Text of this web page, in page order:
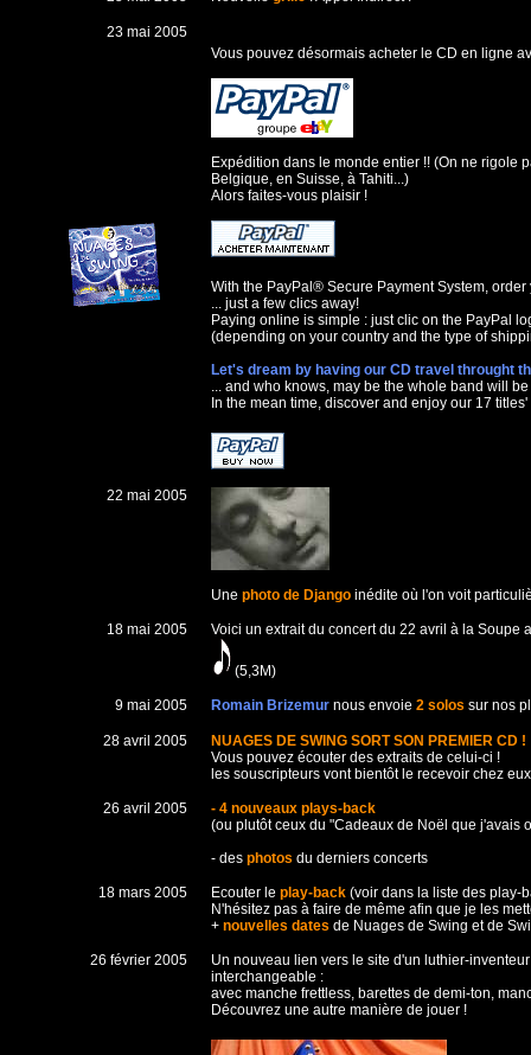
23 mai 2005
Vous pouvez désormais acheter le CD en ligne
Expédition dans le monde entier !! (On ne rigole
Belgique, en Suisse, à Tahiti...)
Alors faites-vous plaisir !
With the PayPal® Secure Payment System,
... just a few clics away!
Paying online is simple : just clic on the PayPal
(depending on your country and the type of
Let's dream by having our CD travel throught
... and who knows, may be the whole band will
In the mean time, discover and enjoy our 17
22 mai 2005
Une photo de Django inédite où l'on voit
18 mai 2005 Voici un extrait du concert du 22 avril à la Soupe
(5,3M)
9 mai 2005 Romain Brizemur nous envoie 2 solos sur nos
28 avril 2005
NUAGES DE SWING SORT SON PREMIER CD !
Vous pouvez écouter des extraits de celui-ci !
les souscripteurs vont bientôt le recevoir chez
26 avril 2005
- 4 nouveaux plays-back
(ou plutôt ceux du "Cadeaux de Noël que j'avais
- des photos du derniers concerts
18 mars 2005 Ecouter le play-back (voir dans la liste des play-
N'hésitez pas à faire de même afin que je les
+ nouvelles dates de Nuages de Swing et de
26 février 2005
Un nouveau lien vers le site d'un luthier-
interchangeable :
avec manche frettless, barettes de demi-ton,
Découvrez une autre manière de jouer !